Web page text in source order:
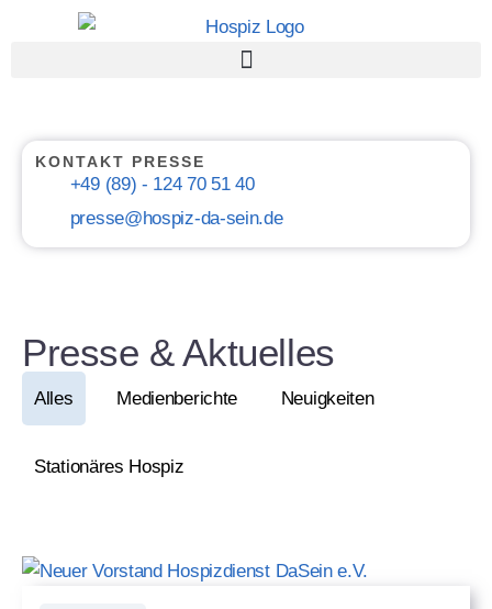
KONTAKT PRESSE
+49 (89) - 124 70 51 40
presse@hospiz-da-sein.de
Presse & Aktuelles
Alles Medienberichte Neuigkeiten
Stationäres Hospiz